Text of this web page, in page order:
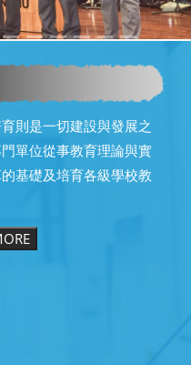
則是一切建設與發展之
單位從事教育理論與實
基礎及培育各級學校教